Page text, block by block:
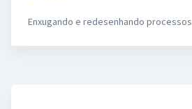
Enxugando e redesenhando processos